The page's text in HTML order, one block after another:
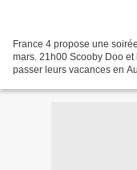
France 4 propose une
mars. 21h00 Scooby Doo
passer leurs vacances en